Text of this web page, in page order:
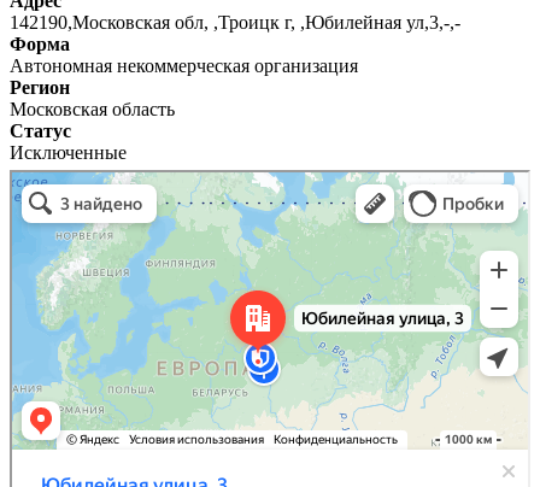
142190,Московская обл, ,Троицк г, ,Юбилейная ул,3,-,-
Форма
Автономная некоммерческая организация
Регион
Московская область
Статус
Исключенные